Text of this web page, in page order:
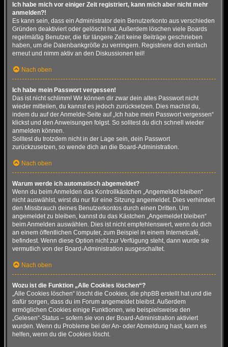
Ich habe mich vor einiger Zeit registriert, kann mich aber nicht mehr
anmelden?!
Es kann sein, dass ein Administrator dein Benutzerkonto aus verschieden
Gründen deaktiviert oder gelöscht hat. Außerdem löschen viele Boards
regelmäßig Benutzer, die für längere Zeit keine Beiträge geschrieben
haben, um die Datenbankgröße zu verringern. Registriere dich einfach
erneut und nimm aktiv an den Diskussionen teil!
Nach oben
Ich habe mein Passwort vergessen!
Das ist nicht schlimm! Wir können dir zwar dein altes Passwort nicht
wieder mitteilen, du kannst es jedoch zurücksetzen. Dies machst du,
indem du auf der Anmelde-Seite auf „Ich habe mein Passwort vergessen“
klickst und den Anweisungen folgst. So solltest du dich schnell wieder
anmelden können.
Solltest du trotzdem nicht in der Lage sein, dein Passwort
zurückzusetzen, so wende dich an die Board-Administration.
Nach oben
Warum werde ich automatisch abgemeldet?
Wenn du beim Anmelden das Kontrollkästchen „Angemeldet bleiben“
nicht auswählst, wirst du nur für eine Sitzung angemeldet. Dies verhindert
den Missbrauch deines Benutzerkontos durch einen Dritten. Um
angemeldet zu bleiben, kannst du das Kästchen „Angemeldet bleiben“
beim Anmelden auswählen. Dies ist nicht empfehlenswert, wenn du dich
an einem öffentlichen Computer, zum Beispiel in einem Internetcafé,
befindest. Wenn diese Option nicht zur Verfügung steht, dann wurde sie
vermutlich von der Board-Administration ausgeschaltet.
Nach oben
Wozu ist die Funktion „Alle Cookies löschen“?
„Alle Cookies löschen“ löscht die Cookies, die phpBB erstellt hat und die
dafür sorgen, dass du im Forum angemeldet bleibst. Außerdem
ermöglichen Cookies einige Funktionen, wie beispielsweise den
„Gelesen“-Status – sofern sie von der Board-Administration aktiviert
wurden. Wenn du Probleme bei der An- oder Abmeldung hast, kann es
helfen, wenn du die Cookies löscht.